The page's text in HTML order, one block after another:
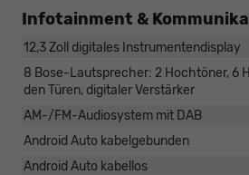
Infotainment &
12,3 Zoll digitales Instrumentendisplay
8 Bose-Lautsprecher: 2 Hochtöner, 6
den Türen, digitaler Verstärker
AM-/FM-Audiosystem mit DAB
Android Auto kabelgebunden
Android Auto kabellos